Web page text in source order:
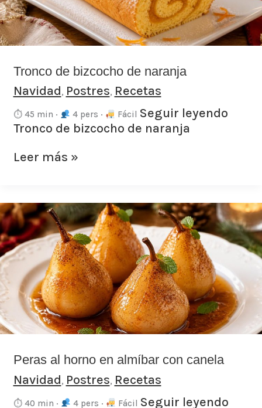
Tronco de bizcocho de naranja
Navidad, Postres, Recetas
⏱ 45 min · 4 pers · Fácil Seguir leyendo
Tronco de bizcocho de naranja
Leer más »
Peras al horno en almíbar con canela
Navidad, Postres, Recetas
⏱ 40 min · 4 pers · Fácil Seguir leyendo
Peras
al
horno
en
almíbar
con
canela